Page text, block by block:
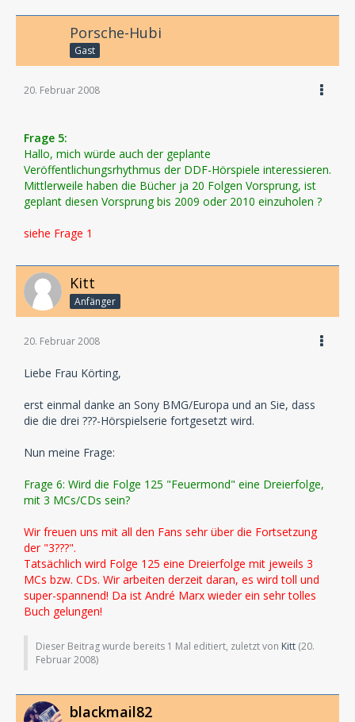
Porsche-Hubi
Gast
20. Februar 2008
Frage 5:
Hallo, mich würde auch der geplante
Veröffentlichungsrhythmus der DDF-Hörspiele interessieren.
Mittlerweile haben die Bücher ja 20 Folgen Vorsprung, ist
geplant diesen Vorsprung bis 2009 oder 2010 einzuholen ?
siehe Frage 1
Kitt
Anfänger
20. Februar 2008
Liebe Frau Körting,
erst einmal danke an Sony BMG/Europa und an Sie, dass
die die drei ???-Hörspielserie fortgesetzt wird.
Nun meine Frage:
Frage 6: Wird die Folge 125 "Feuermond" eine Dreierfolge,
mit 3 MCs/CDs sein?
Wir freuen uns mit all den Fans sehr über die Fortsetzung
der "3???".
Tatsächlich wird Folge 125 eine Dreierfolge mit jeweils 3
MCs bzw. CDs. Wir arbeiten derzeit daran, es wird toll und
super-spannend! Da ist André Marx wieder ein sehr tolles
Buch gelungen!
Dieser Beitrag wurde bereits 1 Mal editiert, zuletzt von Kitt (20.
Februar 2008)
blackmail82